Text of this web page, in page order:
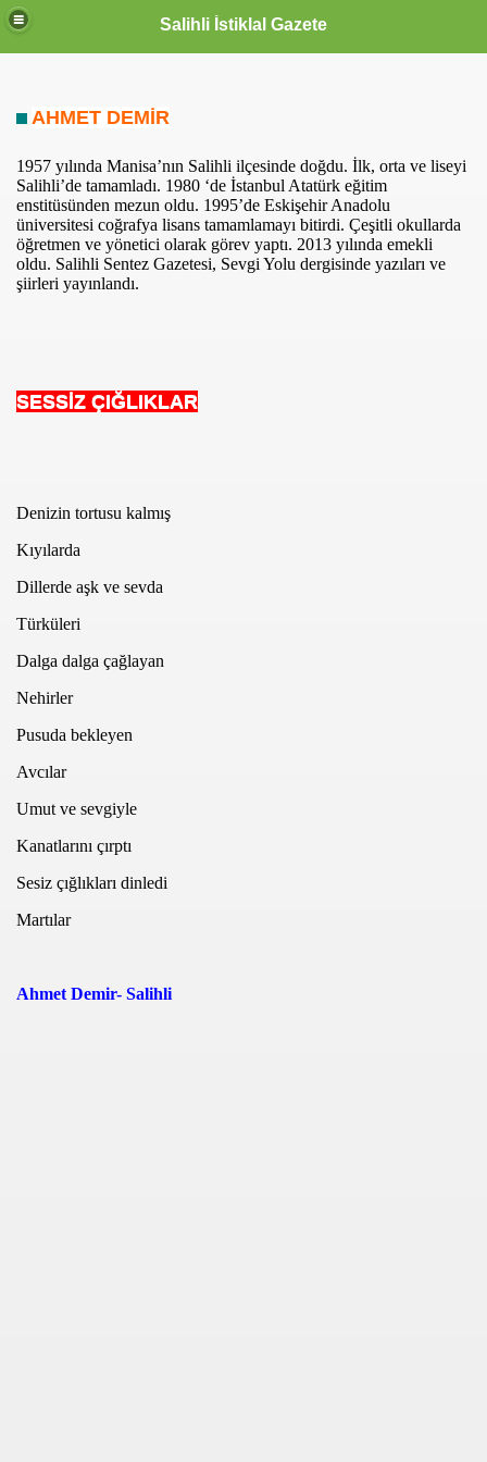
Salihli İstiklal Gazete
AHMET DEMİR
1957 yılında Manisa’nın Salihli ilçesinde doğdu. İlk, orta ve liseyi
Salihli’de tamamladı. 1980 ‘de İstanbul Atatürk eğitim
enstitüsünden mezun oldu. 1995’de Eskişehir Anadolu
üniversitesi coğrafya lisans tamamlamayı bitirdi. Çeşitli okullarda
öğretmen ve yönetici olarak görev yaptı. 2013 yılında emekli
oldu. Salihli Sentez Gazetesi, Sevgi Yolu dergisinde yazıları ve
şiirleri yayınlandı.
SESSİZ ÇIĞLIKLAR
Denizin tortusu kalmış
Kıyılarda
Dillerde aşk ve sevda
Türküleri
Dalga dalga çağlayan
Nehirler
Pusuda bekleyen
Avcılar
Umut ve sevgiyle
Kanatlarını çırptı
Sesiz çığlıkları dinledi
Martılar
Ahmet Demir- Salihli